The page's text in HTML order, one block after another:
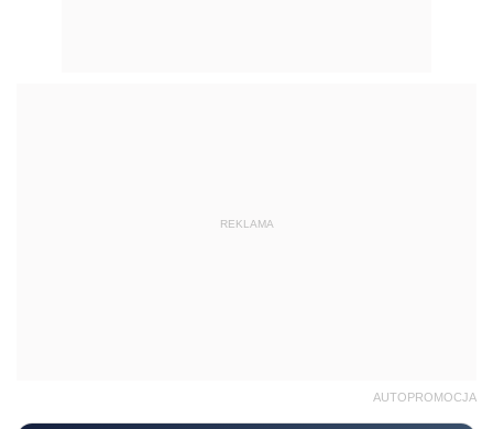
REKLAMA
AUTOPROMOCJA